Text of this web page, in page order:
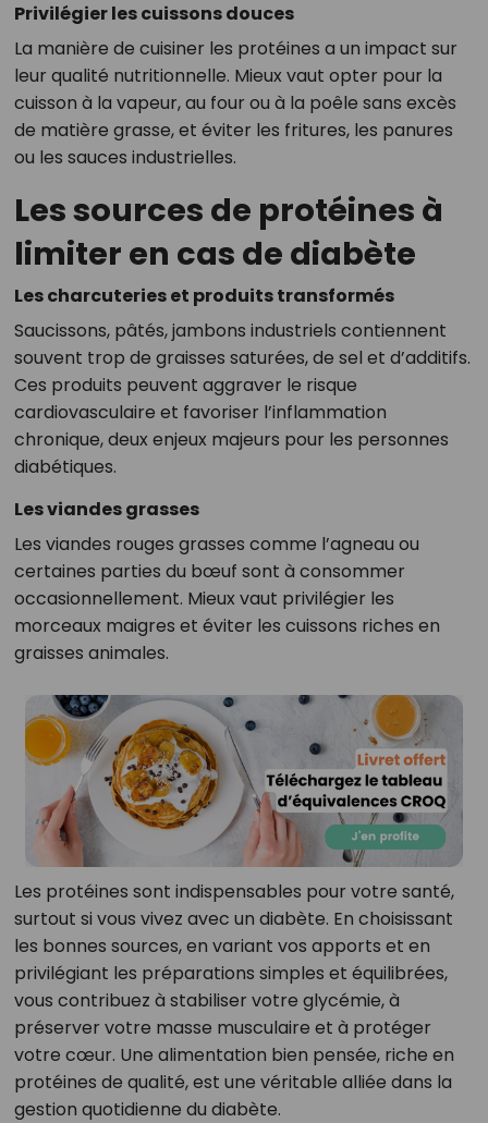
Privilégier les cuissons douces
La manière de cuisiner les protéines a un impact sur
leur qualité nutritionnelle. Mieux vaut opter pour la
cuisson à la vapeur, au four ou à la poêle sans excès
de matière grasse, et éviter les fritures, les panures
ou les sauces industrielles.
Les sources de protéines à
limiter en cas de diabète
Les charcuteries et produits transformés
Saucissons, pâtés, jambons industriels contiennent
souvent trop de graisses saturées, de sel et d’additifs.
Ces produits peuvent aggraver le risque
cardiovasculaire et favoriser l’inflammation
chronique, deux enjeux majeurs pour les personnes
diabétiques.
Les viandes grasses
Les viandes rouges grasses comme l’agneau ou
certaines parties du bœuf sont à consommer
occasionnellement. Mieux vaut privilégier les
morceaux maigres et éviter les cuissons riches en
graisses animales.
Les protéines sont indispensables pour votre santé,
surtout si vous vivez avec un diabète. En choisissant
les bonnes sources, en variant vos apports et en
privilégiant les préparations simples et équilibrées,
vous contribuez à stabiliser votre glycémie, à
préserver votre masse musculaire et à protéger
votre cœur. Une alimentation bien pensée, riche en
protéines de qualité, est une véritable alliée dans la
gestion quotidienne du diabète.